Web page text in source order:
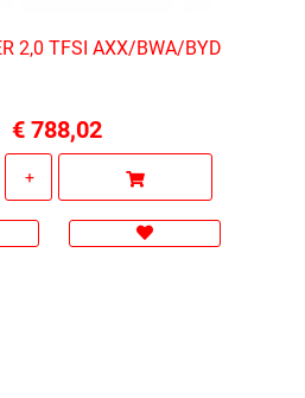
2,0 TFSI AXX/BWA/BYD
€ 788,02